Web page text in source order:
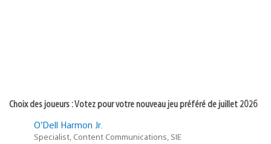
Choix des joueurs : Votez pour votre nouveau jeu préféré de juillet 2026
O’Dell Harmon Jr.
Specialist, Content Communications, SIE